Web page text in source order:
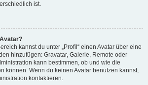
ist.
kannst du unter „Profil“ einen Avatar über eine
hinzufügen: Gravatar, Galerie, Remote oder
kann bestimmen, ob und wie die
können. Wenn du keinen Avatar benutzen kannst,
kontaktieren.